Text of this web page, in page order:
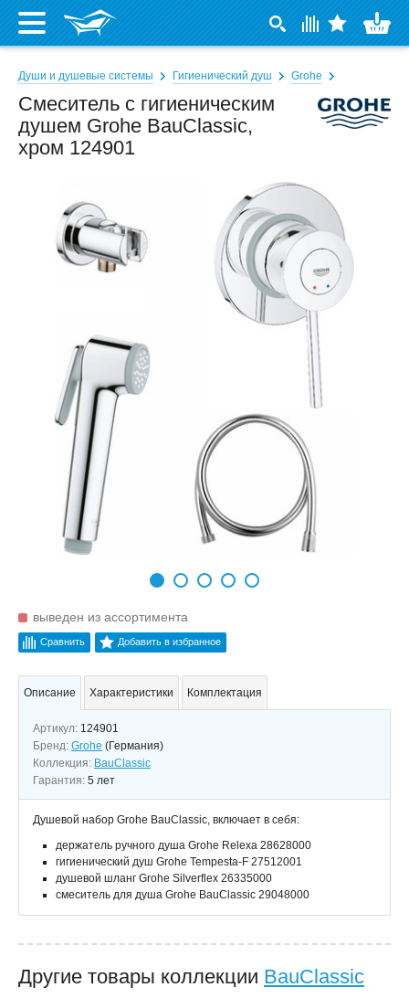
Души и душевые системы Гигиенический душ Grohe
Смеситель с гигиеническим
душем Grohe BauClassic,
хром 124901
выведен из ассортимента
Сравнить Добавить в избранное
Описание Характеристики Комплектация
Артикул: 124901
Бренд: Grohe (Германия)
Коллекция: BauClassic
Гарантия: 5 лет
Душевой набор Grohe BauClassic, включает в себя:
держатель ручного душа Grohe Relexa 28628000
гигиенический душ Grohe Tempesta-F 27512001
душевой шланг Grohe Silverflex 26335000
смеситель для душа Grohe BauClassic 29048000
Другие товары коллекции BauClassic